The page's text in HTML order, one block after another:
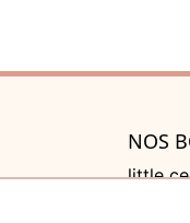
NOS
little